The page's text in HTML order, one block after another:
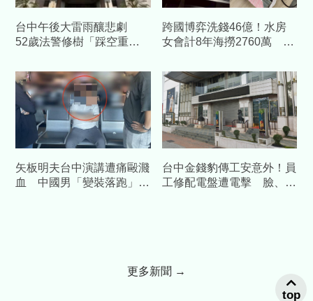
台中午後大雷雨釀悲劇
52歲法警修樹「踩空重
跨國博弈洗錢46億！水房
女會計8年海撈2760萬 檢
矢板明夫台中演講遭痛毆濺
血 中國男「變裝落跑」機
台中金錢豹傳工安意外！員
工修配電盤遭電擊 臉、手
更多新聞 →
top